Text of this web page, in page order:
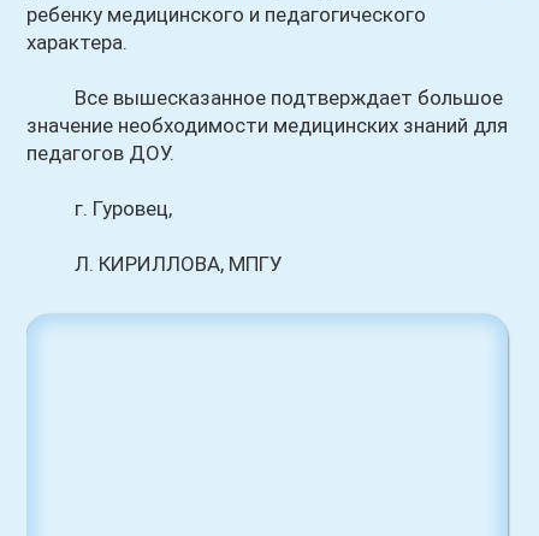
ребенку медицинского и педагогического
характера.
Все вышесказанное подтверждает большое
значение необходимости медицинских знаний для
педагогов ДОУ.
г. Гуровец,
Л. КИРИЛЛОВА, МПГУ